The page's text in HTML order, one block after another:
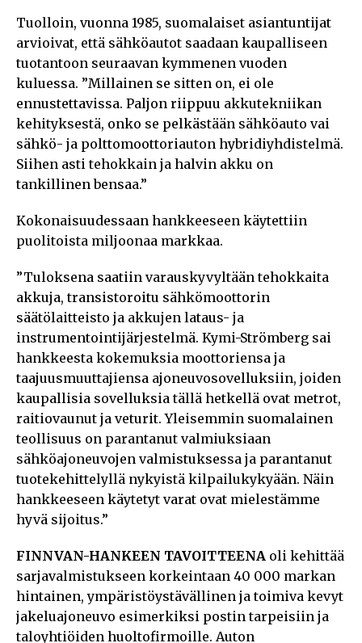
Tuolloin, vuonna 1985, suomalaiset asiantuntijat
arvioivat, että sähköautot saadaan kaupalliseen
tuotantoon seuraavan kymmenen vuoden
kuluessa. ”Millainen se sitten on, ei ole
ennustettavissa. Paljon riippuu akkutekniikan
kehityksestä, onko se pelkästään sähköauto vai
sähkö- ja polttomoottoriauton hybridiyhdistelmä.
Siihen asti tehokkain ja halvin akku on
tankillinen bensaa.”
Kokonaisuudessaan hankkeeseen käytettiin
puolitoista miljoonaa markkaa.
”Tuloksena saatiin varauskyvyltään tehokkaita
akkuja, transistoroitu sähkömoottorin
säätölaitteisto ja akkujen lataus- ja
instrumentointijärjestelmä. Kymi-Strömberg sai
hankkeesta kokemuksia moottoriensa ja
taajuusmuuttajiensa ajoneuvosovelluksiin, joiden
kaupallisia sovelluksia tällä hetkellä ovat metrot,
raitiovaunut ja veturit. Yleisemmin suomalainen
teollisuus on parantanut valmiuksiaan
sähköajoneuvojen valmistuksessa ja parantanut
tuotekehittelyllä nykyistä kilpailukykyään. Näin
hankkeeseen käytetyt varat ovat mielestämme
hyvä sijoitus.”
FINNVAN-HANKEEN TAVOITTEENA oli kehittää
sarjavalmistukseen korkeintaan 40 000 markan
hintainen, ympäristöystävällinen ja toimiva kevyt
jakeluajoneuvo esimerkiksi postin tarpeisiin ja
taloyhtiöiden huoltofirmoille. Auton